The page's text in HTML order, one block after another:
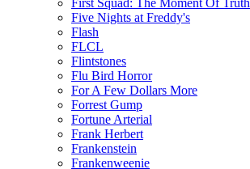
First Squad: The Moment Of Truth
Five Nights at Freddy's
Flash
FLCL
Flintstones
Flu Bird Horror
For A Few Dollars More
Forrest Gump
Fortune Arterial
Frank Herbert
Frankenstein
Frankenweenie